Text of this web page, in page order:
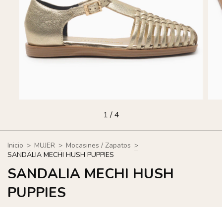
1/4
Inicio > MUJER > Mocasines / Zapatos >
SANDALIA MECHI HUSH PUPPIES
SANDALIA MECHI HUSH
PUPPIES